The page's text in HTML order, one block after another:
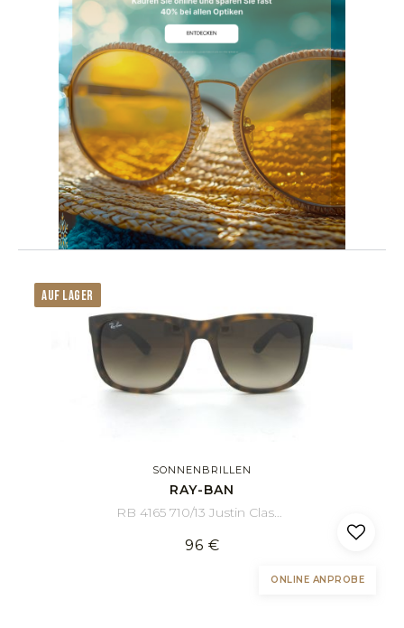
AUF LAGER
SONNENBRILLEN
RAY-BAN
RB 4165 710/13 Justin Classic 55/16
96 €
ONLINE ANPROBE